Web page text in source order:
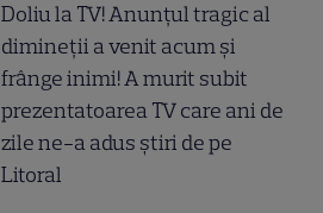
Doliu la TV! Anunțul tragic al
dimineții a venit acum și
frânge inimi! A murit subit
prezentatoarea TV care ani de
zile ne-a adus știri de pe
Litoral